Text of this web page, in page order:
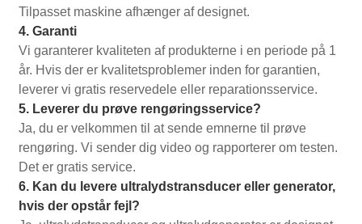
Tilpasset maskine afhænger af designet.
4. Garanti
Vi garanterer kvaliteten af ​​produkterne i en periode på 1
år. Hvis der er kvalitetsproblemer inden for garantien,
leverer vi gratis reservedele eller reparationsservice.
5. Leverer du prøve rengøringsservice?
Ja, du er velkommen til at sende emnerne til prøve
rengøring. Vi sender dig video og rapporterer om testen.
Det er gratis service.
6. Kan du levere ultralydstransducer eller generator,
hvis der opstår fejl?